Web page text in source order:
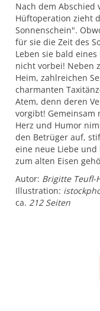
Nach dem Abschied
Hüftoperation zieht
Sonnenschein".
für sie die Zeit des
Leben sie bald
nicht vorbei! Neben
Heim, zahlreichen
charmanten
Atem, denn deren
vorgibt!
Herz und Humor
den Betrüger auf,
eine neue Liebe
zum alten Eisen
Autor: Brigitte Teufl-
Illustration:
ca.212 Seiten